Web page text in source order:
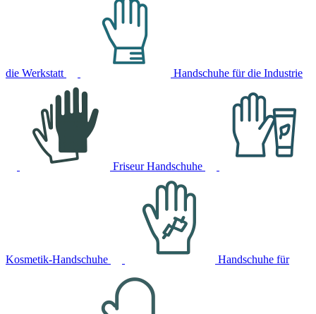
die Werkstatt Handschuhe für die Industrie
Friseur Handschuhe
Kosmetik-Handschuhe Handschuhe für